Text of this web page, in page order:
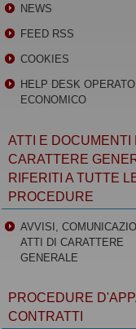
NEWS
FEED RSS
COOKIES
HELP DESK
ECONOMICO
ATTI E DOCUMENTI
CARATTERE
RIFERITI A TUTTE
PROCEDURE
AVVISI,
ATTI DI CARATTERE
GENERALE
PROCEDURE
CONTRATTI